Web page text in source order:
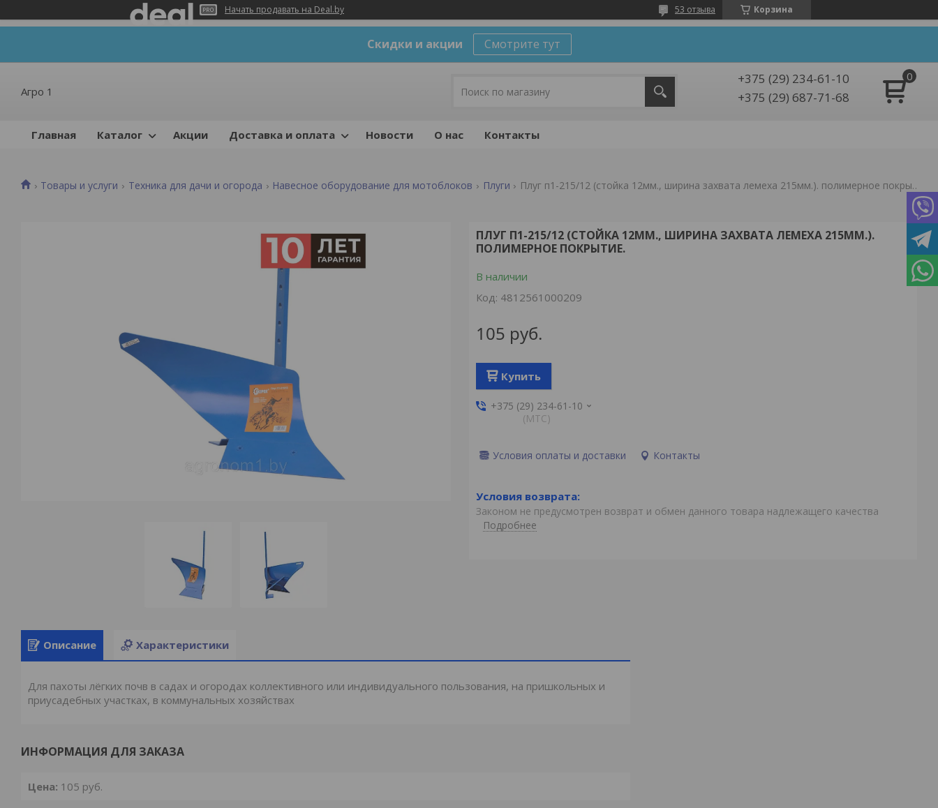
Начать продавать на Deal.by Корзина
53 отзыва
Скидки и акции Смотрите тут
Агро 1
+375 (29) 234-61-10
+375 (29) 687-71-68
Главная Каталог Акции Доставка и оплата Новости О нас Контакты
Товары и услуги Техника для дачи и огорода Навесное оборудование для мотоблоков Плуги Плуг п1-215/12 (стойка 12мм., ширина захвата лемеха 215мм.). полимерное покрытие.
ПЛУГ П1-215/12 (СТОЙКА 12ММ., ШИРИНА ЗАХВАТА ЛЕМЕХА 215ММ.).
ПОЛИМЕРНОЕ ПОКРЫТИЕ.
В наличии
Код: 4812561000209
105 руб.
Купить
+375 (29) 234-61-10
(MTС)
Условия оплаты и доставки Контакты
Законом не предусмотрен возврат и обмен данного товара надлежащего качества
Подробнее
Описание Характеристики
Для пахоты лёгких почв в садах и огородах коллективного или индивидуального пользования, на пришкольных и
приусадебных участках, в коммунальных хозяйствах
ИНФОРМАЦИЯ ДЛЯ ЗАКАЗА
Цена: 105 руб.